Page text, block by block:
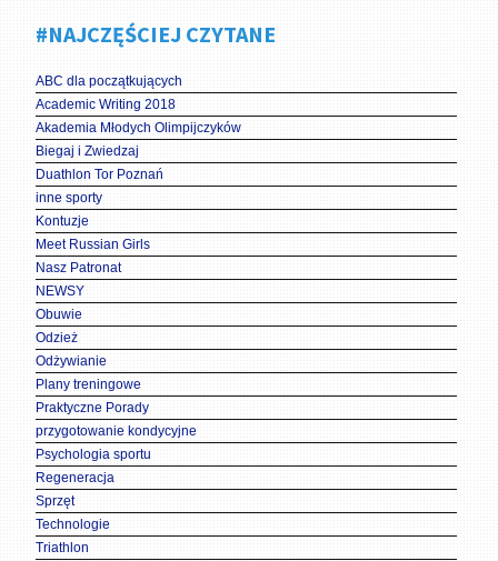
#NAJCZĘŚCIEJ CZYTANE
ABC dla początkujących
Academic Writing 2018
Akademia Młodych Olimpijczyków
Biegaj i Zwiedzaj
Duathlon Tor Poznań
inne sporty
Kontuzje
Meet Russian Girls
Nasz Patronat
NEWSY
Obuwie
Odzież
Odżywianie
Plany treningowe
Praktyczne Porady
przygotowanie kondycyjne
Psychologia sportu
Regeneracja
Sprzęt
Technologie
Triathlon